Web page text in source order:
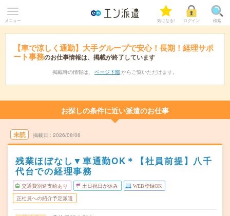
メニュー 気になる! ログイン 検索
【車で涼しく通勤】大手グループで安心！長期！経理サポ
ート事務のお仕事情報は、掲載が終了しています
掲載時の情報は、 ページ下部 からご覧いただけます。
お探しの条件に近い派遣のお仕事
未読 掲載日 2026/08/06
残業ほぼなし▼車通勤OK＊【社員前提】八千
代台での経理事務
交通費別途支給あり 土日祝日が休み WEB登録OK
正社員への紹介予定派遣